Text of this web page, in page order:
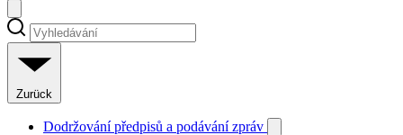
Zurück
Dodržování předpisů a podávání zpráv